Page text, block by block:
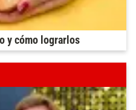
y cómo lograrlos